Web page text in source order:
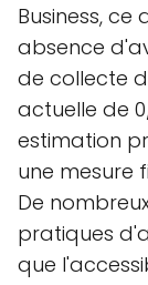
Business,
absence
de collecte
actuelle de
estimation
une mesure
De
pratiques
que